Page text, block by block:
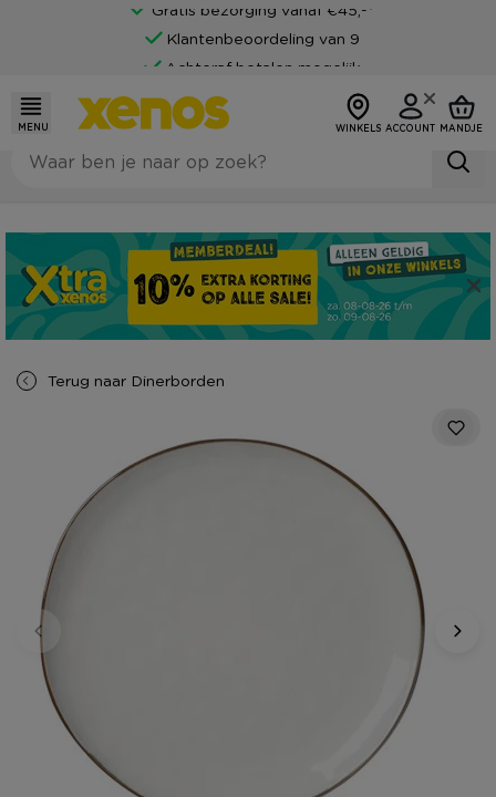
Gratis bezorging vanaf €45,-*
Klantenbeoordeling van 9
Achteraf betalen mogelijk
MENU WINKELS ACCOUNT MANDJE
Terug naar Dinerborden